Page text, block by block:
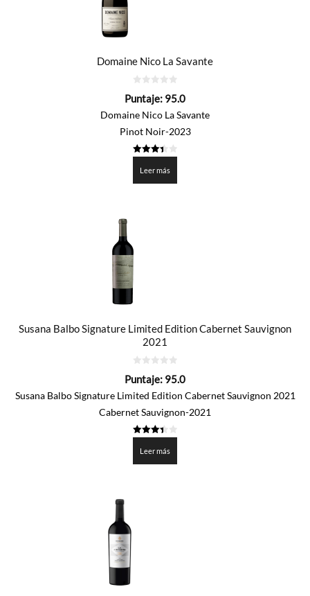
Domaine Nico La Savante
de
Puntaje: 95.0
Domaine Nico La Savante
Pinot Noir-2023
de 5
Leer más
Susana Balbo Signature Limited Edition Cabernet Sauvignon
2021
de
Puntaje: 95.0
Susana Balbo Signature Limited Edition Cabernet Sauvignon 2021
Cabernet Sauvignon-2021
de 5
Leer más